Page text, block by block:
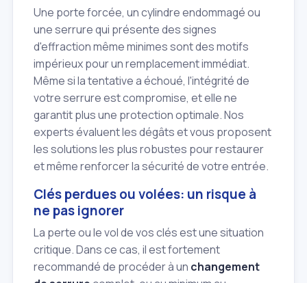
Une porte forcée, un cylindre endommagé ou
une serrure qui présente des signes
d'effraction même minimes sont des motifs
impérieux pour un remplacement immédiat.
Même si la tentative a échoué, l'intégrité de
votre serrure est compromise, et elle ne
garantit plus une protection optimale. Nos
experts évaluent les dégâts et vous proposent
les solutions les plus robustes pour restaurer
et même renforcer la sécurité de votre entrée.
Clés perdues ou volées: un risque à
ne pas ignorer
La perte ou le vol de vos clés est une situation
critique. Dans ce cas, il est fortement
recommandé de procéder à un changement